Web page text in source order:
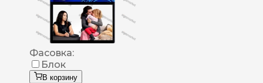
Фасовка:
Блок
В корзину